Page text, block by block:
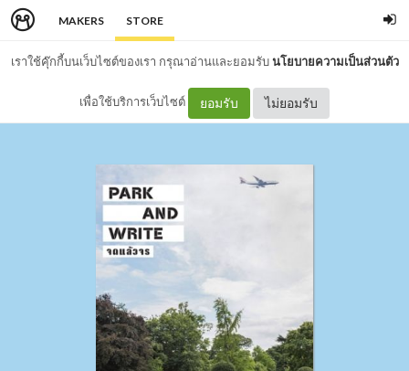
MAKERS STORE
เราใช้คุ๊กกี้บนเว็บไซต์ของเรา กรุณาอ่านและยอมรับนโยบายความเป็นส่วนตัว
เพื่อใช้บริการเว็บไซต์ ยอมรับ ไม่ยอมรับ